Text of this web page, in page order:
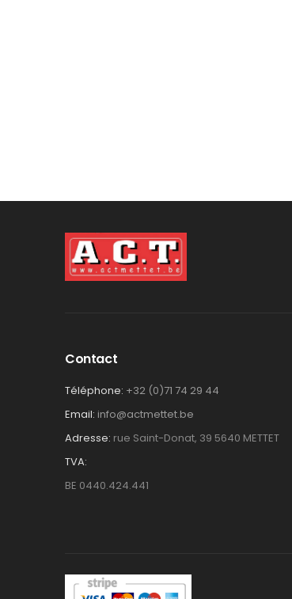
Contact
Téléphone: +32 (0)71 74 29 44
Email: info@actmettet.be
Adresse: rue Saint-Donat, 39 5640 METTET
TVA:
BE 0440.424.441